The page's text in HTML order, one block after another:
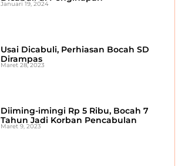
Januari 19, 2024
Usai Dicabuli, Perhiasan Bocah SD
Dirampas
Maret 28, 2023
Diiming-imingi Rp 5 Ribu, Bocah 7
Tahun Jadi Korban Pencabulan
Maret 9, 2023